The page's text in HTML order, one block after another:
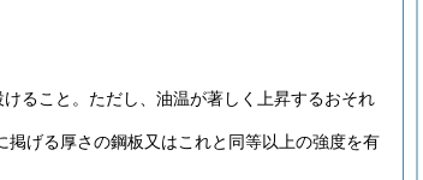
ること。 ただし、油温が著しく上昇するおそれ
掲げる厚さの鋼板又はこれと同等以上の強度を有